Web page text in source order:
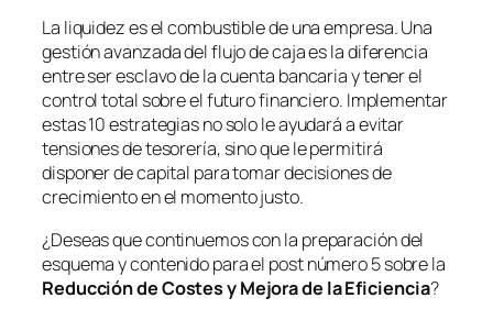
La liquidez es el combustible de una empresa. Una
gestión avanzada del flujo de caja es la diferencia
entre ser esclavo de la cuenta bancaria y tener el
control total sobre el futuro financiero. Implementar
estas 10 estrategias no solo le ayudará a evitar
tensiones de tesorería, sino que le permitirá
disponer de capital para tomar decisiones de
crecimiento en el momento justo.
¿Deseas que continuemos con la preparación del
esquema y contenido para el post número 5 sobre la
Reducción de Costes y Mejora de la Eficiencia?